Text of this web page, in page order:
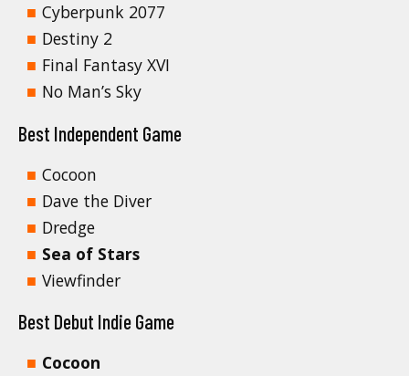
Cyberpunk 2077
Destiny 2
Final Fantasy XVI
No Man’s Sky
Best Independent Game
Cocoon
Dave the Diver
Dredge
Sea of Stars
Viewfinder
Best Debut Indie Game
Cocoon